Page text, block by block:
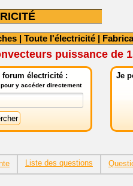
| Toute l'électricité |
puissance de
forum électricité :
y accéder directement
Je
Liste des questions